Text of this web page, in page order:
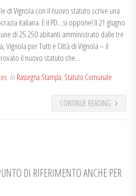
di Vignola con il nuovo statuto scrive una
italiana. E il PD…si oppone! Il 21 giugno
di 25.250 abitanti amministrato dalle tre
Vignola per Tutti e Città di Vignola – il
il nuovo statuto che…
in Rassegna Stampa,Statuto Comunale
CONTINUE READING
DI RIFERIMENTO ANCHE PER